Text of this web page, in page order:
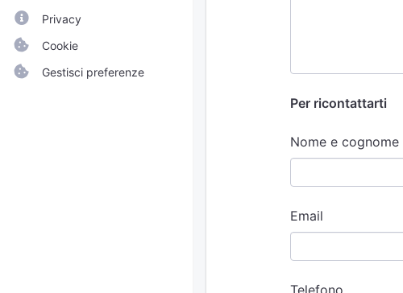
Privacy
Cookie
Gestisci preferenze
Per ricontattarti
Nome e cognome
Email
Telefono